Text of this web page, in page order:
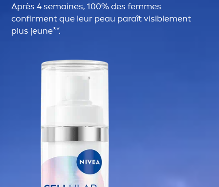
Après 4 semaines, 100% des femmes
confirment que leur peau paraît visiblement
plus jeune**.